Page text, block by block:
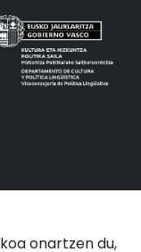
onartzen du,